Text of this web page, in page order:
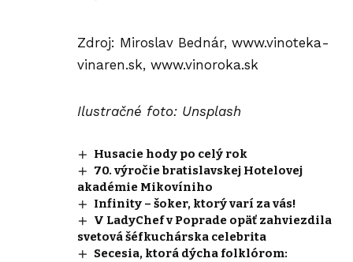
Zdroj: Miroslav Bednár, www.vinoteka-
vinaren.sk, www.vinoroka.sk
Ilustračné foto: Unsplash
Husacie hody po celý rok
70. výročie bratislavskej Hotelovej
akadémie Mikovíniho
Infinity – šoker, ktorý varí za vás!
V LadyChef v Poprade opäť zahviezdila
svetová šéfkuchárska celebrita
Secesia, ktorá dýcha folklórom: